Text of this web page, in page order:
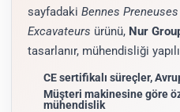
sayfadaki Bennes
Excavateurs ürünü, Nur
tasarlanır, mühendisliği
CE sertifikalı süreçler,
Müşteri makinesine göre
mühendislik